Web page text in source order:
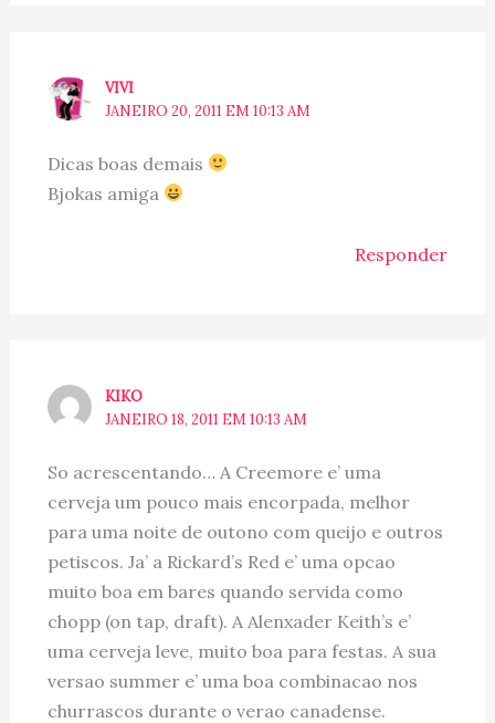
VIVI
JANEIRO 20, 2011 EM 10:13 AM
Dicas boas demais
Bjokas amiga
Responder
KIKO
JANEIRO 18, 2011 EM 10:13 AM
So acrescentando… A Creemore e’ uma
cerveja um pouco mais encorpada, melhor
para uma noite de outono com queijo e outros
petiscos. Ja’ a Rickard’s Red e’ uma opcao
muito boa em bares quando servida como
chopp (on tap, draft). A Alenxader Keith’s e’
uma cerveja leve, muito boa para festas. A sua
versao summer e’ uma boa combinacao nos
churrascos durante o verao canadense.